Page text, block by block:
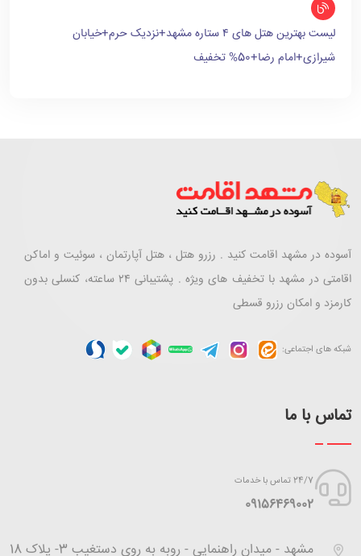
لیست بهترین هتل های ۴ ستاره مشهد+نزدیک حرم+خیابان
شیرازی+امام رضا+50% تخفیف
آسوده در مشهد اقامت کنید . رزرو هتل ، هتل آپارتمان ، سوئیت و اماکن
اقامتی در مشهد با تخفیف های ویژه . پشتیبانی ۲۴ ساعته، کنسلی بدون
کارمزد و امکان رزرو قسطی
شبکه های اجتماعی:
تماس با ما
24/7 تماس با خدمات
‪09156469002
مشهد - میدان راهنمایی - روبه به روی دستغیب 3- پلاک 18